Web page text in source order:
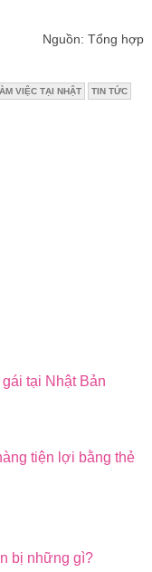
Nguồn: Tổng hợp
VIỆC TẠI NHẬT TIN TỨC
tại Nhật Bản
tiện lợi bằng thẻ
bị những gì?